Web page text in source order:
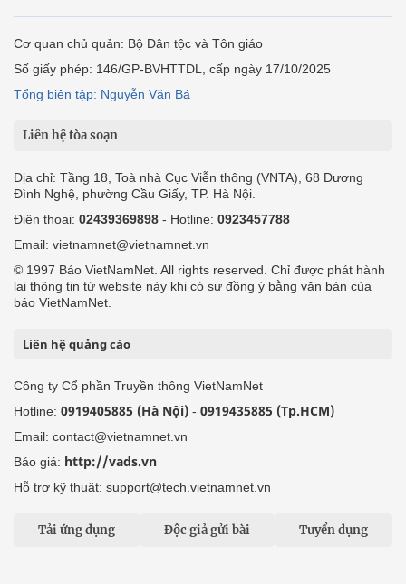
Cơ quan chủ quản: Bộ Dân tộc và Tôn giáo
Số giấy phép: 146/GP-BVHTTDL, cấp ngày 17/10/2025
Tổng biên tập: Nguyễn Văn Bá
Liên hệ tòa soạn
Địa chỉ: Tầng 18, Toà nhà Cục Viễn thông (VNTA), 68 Dương
Đình Nghệ, phường Cầu Giấy, TP. Hà Nội.
Điện thoại: 02439369898 - Hotline: 0923457788
Email: vietnamnet@vietnamnet.vn
© 1997 Báo VietNamNet. All rights reserved. Chỉ được phát hành
lại thông tin từ website này khi có sự đồng ý bằng văn bản của
báo VietNamNet.
Liên hệ quảng cáo
Công ty Cổ phần Truyền thông VietNamNet
Hotline: 0919405885 (Hà Nội) - 0919435885 (Tp.HCM)
Email: contact@vietnamnet.vn
Báo giá: http://vads.vn
Hỗ trợ kỹ thuật: support@tech.vietnamnet.vn
Tải ứng dụng Độc giả gửi bài Tuyển dụng